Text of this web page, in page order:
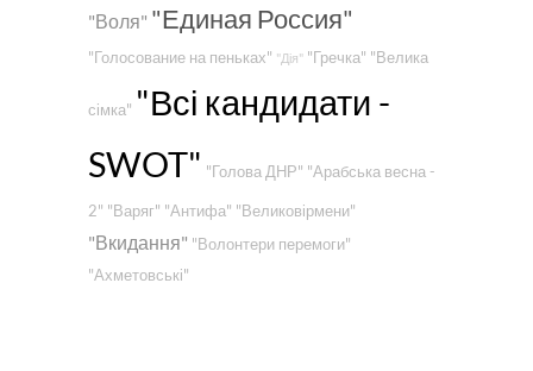
"Воля" "Единая Россия"
"Голосование на пеньках" "Дія" "Гречка" "Велика
сімка" "Всі кандидати -
SWOT" "Голова ДНР" "Арабська весна -
2" "Варяг" "Антифа" "Великовірмени"
"Вкидання" "Волонтери перемоги"
"Ахметовські"